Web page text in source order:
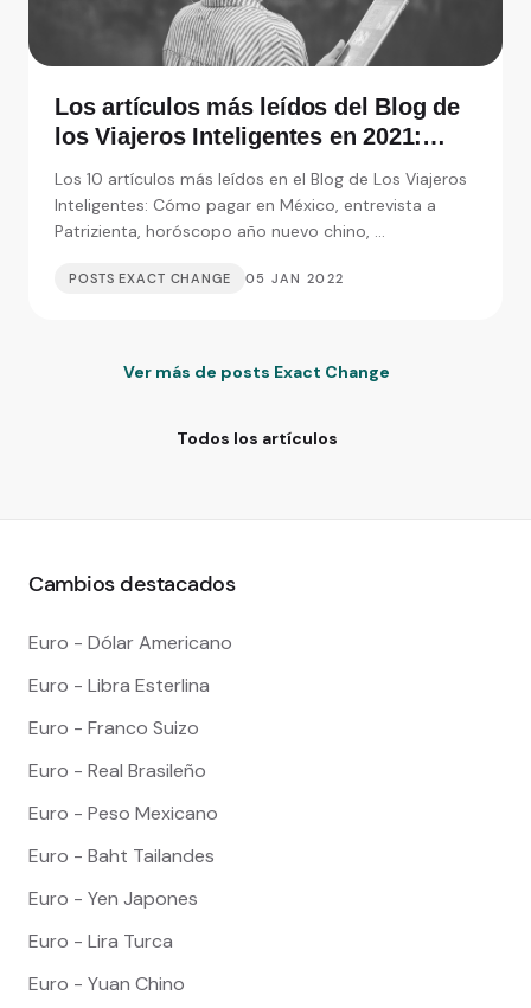
Los artículos más leídos del Blog de
los Viajeros Inteligentes en 2021:
extranjeras
Los 10 artículos más leídos en el Blog de Los Viajeros
Inteligentes: Cómo pagar en México, entrevista a
Patrizienta, horóscopo año nuevo chino, ...
POSTS EXACT CHANGE 05 JAN 2022
Ver más de posts Exact Change
Todos los artículos
Cambios destacados
Euro - Dólar Americano
Euro - Libra Esterlina
Euro - Franco Suizo
Euro - Real Brasileño
Euro - Peso Mexicano
Euro - Baht Tailandes
Euro - Yen Japones
Euro - Lira Turca
Euro - Yuan Chino